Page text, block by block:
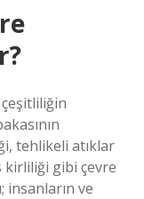
tehlikeli atıklar
kirliliği gibi çevre
insanların ve